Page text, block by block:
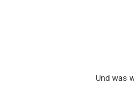
Und was